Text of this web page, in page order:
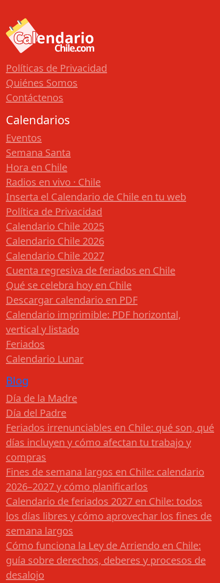
Políticas de Privacidad
Quiénes Somos
Contáctenos
Calendarios
Eventos
Semana Santa
Hora en Chile
Radios en vivo · Chile
Inserta el Calendario de Chile en tu web
Política de Privacidad
Calendario Chile 2025
Calendario Chile 2026
Calendario Chile 2027
Cuenta regresiva de feriados en Chile
Qué se celebra hoy en Chile
Descargar calendario en PDF
Calendario imprimible: PDF horizontal,
vertical y listado
Feriados
Calendario Lunar
Blog
Día de la Madre
Día del Padre
Feriados irrenunciables en Chile: qué son, qué
días incluyen y cómo afectan tu trabajo y
compras
Fines de semana largos en Chile: calendario
2026–2027 y cómo planificarlos
Calendario de feriados 2027 en Chile: todos
los días libres y cómo aprovechar los fines de
semana largos
Cómo funciona la Ley de Arriendo en Chile:
guía sobre derechos, deberes y procesos de
desalojo